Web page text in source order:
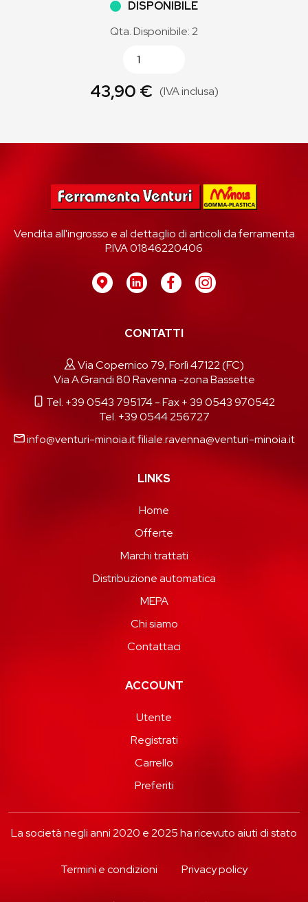
DISPONIBILE
Qta. Disponibile: 2
43,90 € (IVA inclusa)
Vendita all'ingrosso e al dettaglio di articoli da ferramenta
P.IVA 01846220406
CONTATTI
Via Copernico 79, Forlì 47122 (FC)
Via A.Grandi 80 Ravenna -zona Bassette
Tel. +39 0543 795174- Fax + 39 0543 970542
Tel. +39 0544 256727
info@venturi-minoia.itfiliale.ravenna@venturi-minoia.it
LINKS
Home
Offerte
Marchi trattati
Distribuzione automatica
MEPA
Chi siamo
Contattaci
ACCOUNT
Utente
Registrati
Carrello
Preferiti
La società negli anni 2020 e 2025 ha ricevuto aiuti di stato
Termini e condizioni Privacy policy